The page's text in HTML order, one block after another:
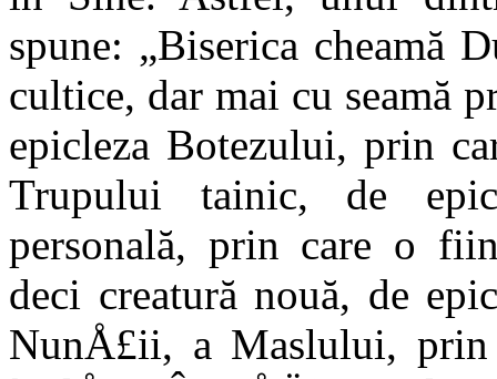
spune: „Biserica cheamă
cultice, dar mai cu seamă
epicleza Botezului, prin
Trupului tainic, de
personală, prin care o
deci creatură nouă, de
NunÅ£ii, a Maslului,